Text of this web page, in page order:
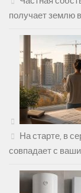
получает землю
На старте, в
совпадает с